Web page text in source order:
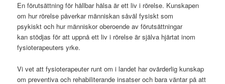
En förutsättning för hållbar hälsa är ett liv i rörelse. Kunskapen
om hur rörelse påverkar människan såväl fysiskt som
psykiskt och hur människor oberoende av förutsättningar
kan stödjas för att uppnå ett liv i rörelse är själva hjärtat inom
fysioterapeuters yrke.
Vi vet att fysioterapeuter runt om i landet har ovärderlig kunskap
om preventiva och rehabiliterande insatser och bara väntar på att